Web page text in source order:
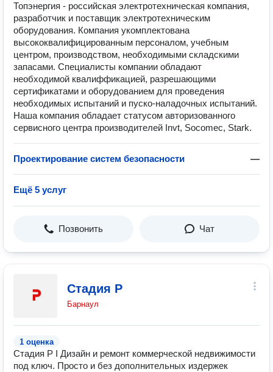
Топэнергия - российская электротехническая компания,
разработчик и поставщик электротехническим
оборудования. Компания укомплектована
высококвалифицированным персоналом, учебным
центром, производством, необходимыми складскими
запасами. Специалисты компании обладают
необходимой квалиффикацией, разрешающими
сертификатами и оборудованием для проведения
необходимых испытаний и пуско-наладочных испытаний.
Наша компания обладает статусом авторизованного
сервисного центра производителей Invt, Socomec, Stark.
Проектирование систем безопасности —
Ещё 5 услуг
Позвонить Чат
Стадия Р
Барнаул
1 оценка
Стадия Р I Дизайн и ремонт коммерческой недвижимости
под ключ. Просто и без дополнительных издержек